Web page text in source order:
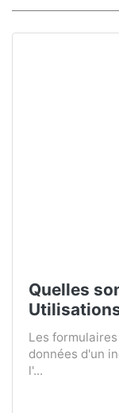
Quelles
Les
données d'un
l'...